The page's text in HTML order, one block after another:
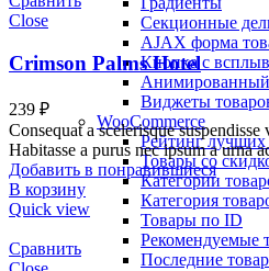
Секционные
AJAX форма
Кнопка с
Анимированный
Виджеты
WooCommerce
Рейтинг лучших
Товары со
Категории
Категория
Товары по ID
Рекомендуемые
Последние
Close
Crimson Palms Hotel
239 ₽
Consequat a scelerisque
Habitasse a purus nec ipsum a urna
Добавить в понравившиеся
В корзину
Quick view
Сравнить